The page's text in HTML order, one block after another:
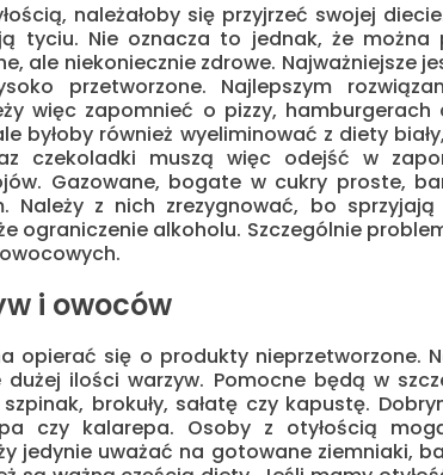
należałoby się przyjrzeć swojej
tyciu. Nie oznacza to jednak, że
ale niekoniecznie zdrowe. Najważniejsze
przetworzone. Najlepszym
więc zapomnieć o pizzy,
byłoby również wyeliminować z diety
czekoladki muszą więc odejść w
Gazowane, bogate w cukry proste,
Należy z nich zrezygnować, bo
ograniczenie alkoholu. Szczególnie
i owoców
opierać się o produkty nieprzetworzone.
ilości warzyw. Pomocne będą w
brokuły, sałatę czy kapustę.
czy kalarepa. Osoby z otyłością
jedynie uważać na gotowane ziemniaki,